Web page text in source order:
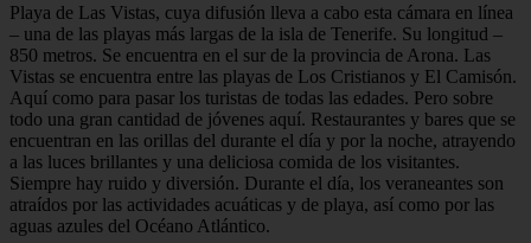
Playa de Las Vistas, cuya difusión lleva a cabo esta cámara en línea
– una de las playas más largas de la isla de Tenerife. Su longitud –
850 metros. Se encuentra en el sur de la provincia de Arona. Las
Vistas se encuentra entre las playas de Los Cristianos y El Camisón.
Aquí como para pasar los turistas de todas las edades. Pero sobre
todo una gran cantidad de jóvenes aquí. Restaurantes y bares que se
encuentran en las orillas del durante el día y por la noche, atrayendo
a las luces brillantes y una deliciosa comida de los visitantes.
Siempre hay ruido y diversión. Durante el día, los veraneantes son
atraídos por las actividades acuáticas y de playa, así como por las
aguas azules del Océano Atlántico.